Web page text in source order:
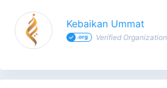
Kebaikan Ummat
Verified Organization